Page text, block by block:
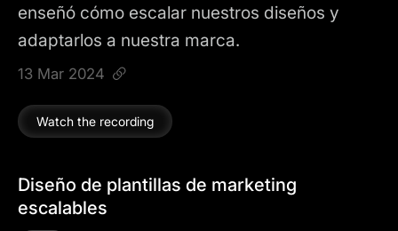
enseñó cómo escalar nuestros diseños y
adaptarlos a nuestra marca.
13 Mar 2024
Watch the recording
Diseño de plantillas de marketing
escalables